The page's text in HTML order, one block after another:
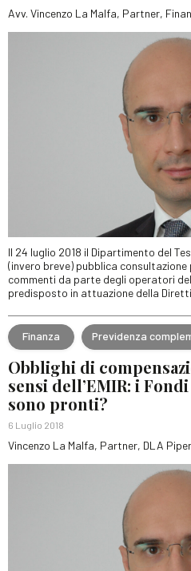
Avv. Vincenzo La Malfa, Partner,
Il 24 luglio 2018 il Dipartimento del
(invero breve) pubblica
commenti da parte degli operatori
predisposto in attuazione della
Finanza Previdenza
Obblighi di
sensi dell’EMIR: i
sono pronti?
6 Luglio 2018
Vincenzo La Malfa, Partner, DLA Piper